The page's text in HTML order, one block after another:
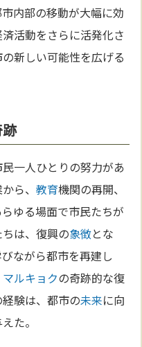
内部の移動が大幅に効
活動をさらに活発化さ
新しい可能性を広げる
一人ひとりの努力があ
ら、教育機関の再開、
ゆる場面で市民たちが
は、復興の象徴とな
ながら都市を再建し
マルキョクの奇跡的な復
験は、都市の未来に向
た。